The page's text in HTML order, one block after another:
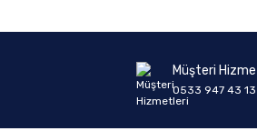
Müşteri
0533 947 43 13